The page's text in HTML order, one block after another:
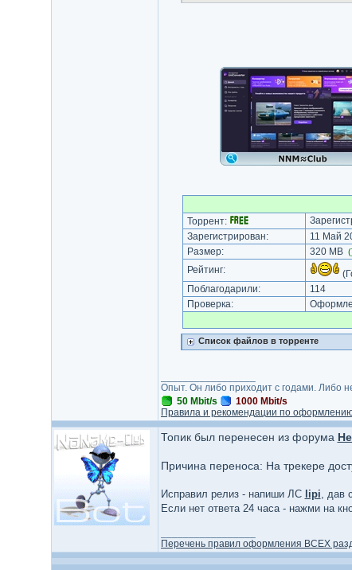
Торрент:
Зарегистрирован:
11 Май
Размер:
320 MB (
Рейтинг:
Поблагодарили:
114
Проверка:
Список файлов в торренте
Опыт. Он либо приходит с годами. Либо
50 Mbit/s
1000 Mbit/s
Правила и рекомендации по
Топик был перенесен из форума
Причина переноса: На трекере
Исправил релиз - напиши ЛС lipi, дав
Если нет ответа 24 часа - нажми на
Перечень правил оформления ВСЕХ